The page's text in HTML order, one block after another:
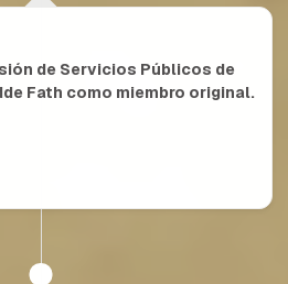
de Servicios Públicos de
Fath como miembro original.